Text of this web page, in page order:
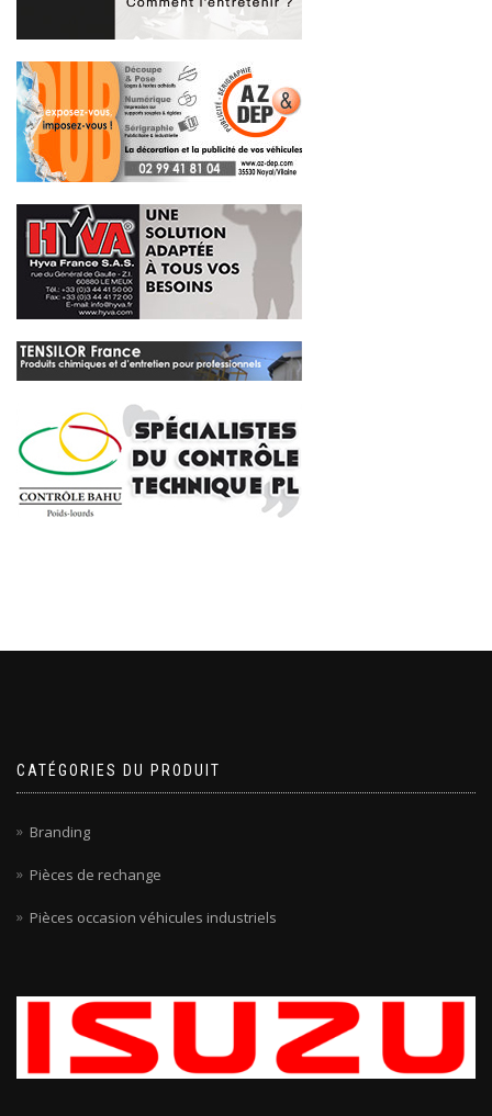
CATÉGORIES DU PRODUIT
Branding
Pièces de rechange
Pièces occasion véhicules industriels